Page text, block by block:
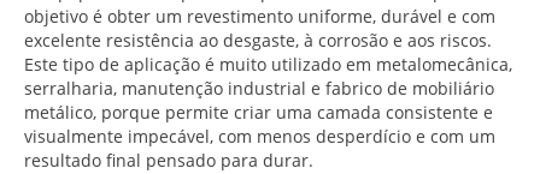
objetivo é obter um revestimento uniforme, durável e com
excelente resistência ao desgaste, à corrosão e aos riscos.
Este tipo de aplicação é muito utilizado em metalomecânica,
serralharia, manutenção industrial e fabrico de mobiliário
metálico, porque permite criar uma camada consistente e
visualmente impecável, com menos desperdício e com um
resultado final pensado para durar.